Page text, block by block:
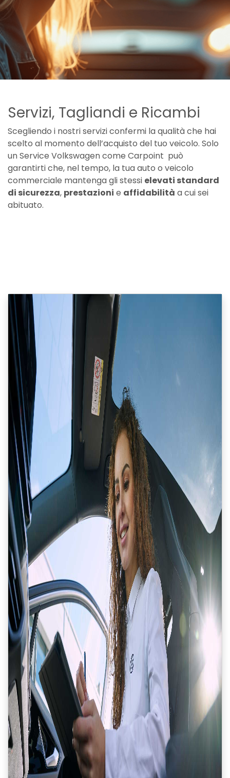
Servizi, Tagliandi e Ricambi
Scegliendo i nostri servizi confermi la qualità che hai
scelto al momento dell’acquisto del tuo veicolo. Solo
un Service Volkswagen come Carpoint può
garantirti che, nel tempo, la tua auto o veicolo
commerciale mantenga gli stessi elevati standard
di sicurezza, prestazioni e affidabilità a cui sei
abituato.